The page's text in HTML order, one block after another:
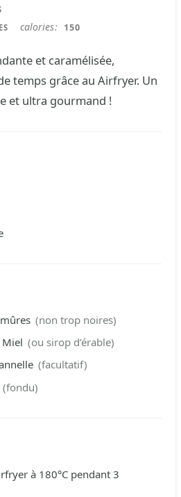
calories 150
et caramélisée,
temps grâce au Airfryer. Un
et ultra gourmand !
(non trop noires)
Miel (ou sirop d’érable)
(facultatif)
(fondu)
à 180°C pendant 3